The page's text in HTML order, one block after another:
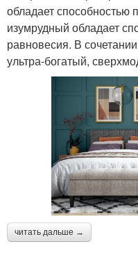
обладает способностью
изумрудный обладает
равновесия. В
ультра-богатый,
читать дальше →